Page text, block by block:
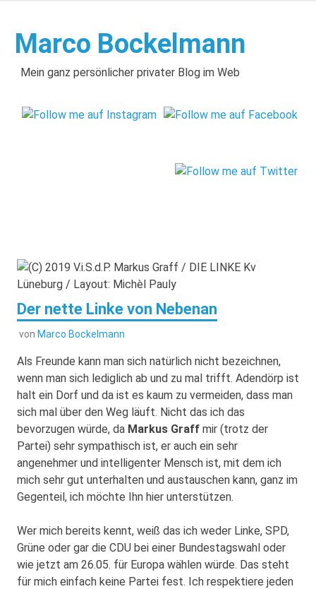
springen
Marco Bockelmann
Mein ganz persönlicher privater Blog im Web
Der nette Linke von Nebenan
von Marco Bockelmann
Als Freunde kann man sich natürlich nicht bezeichnen,
wenn man sich lediglich ab und zu mal trifft. Adendörp ist
halt ein Dorf und da ist es kaum zu vermeiden, dass man
sich mal über den Weg läuft. Nicht das ich das
bevorzugen würde, da Markus Graff mir (trotz der
Partei) sehr sympathisch ist, er auch ein sehr
angenehmer und intelligenter Mensch ist, mit dem ich
mich sehr gut unterhalten und austauschen kann, ganz im
Gegenteil, ich möchte Ihn hier unterstützen.
Wer mich bereits kennt, weiß das ich weder Linke, SPD,
Grüne oder gar die CDU bei einer Bundestagswahl oder
wie jetzt am 26.05. für Europa wählen würde. Das steht
für mich einfach keine Partei fest. Ich respektiere jeden